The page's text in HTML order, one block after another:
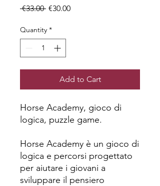
€33.00 Regular
€30.00Sale
Quantity *
Add to Cart
Horse Academy, gioco di
logica, puzzle game.
Horse Academy è un gioco di
logica e percorsi progettato
per aiutare i giovani a
sviluppare il pensiero